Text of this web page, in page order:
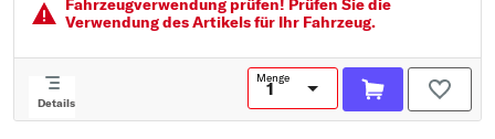
Fahrzeugver­wendung prüfen! Prüfen Sie die
Verwendung des Artikels für Ihr Fahrzeug.
Details
Menge